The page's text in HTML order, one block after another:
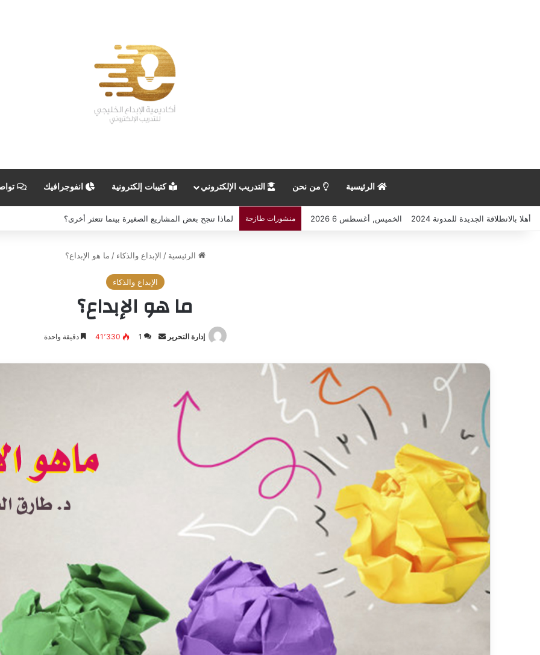
الرئيسية من نحن التدريب الإلكتروني كتيبات إلكترونية انفوجرافيك
أهلا بالانطلاقة الجديدة للمدونة 2024 الخميس, أغسطس 6 2026 منشورات طازجة العلامة الشخصية… استثمارك الحقيقي في عصر المنافسة الرقمية
الرئيسية / الإبداع والذكاء / ما هو الإبداع؟
الإبداع والذكاء
ما هو الإبداع؟
إدارة التحرير
أرسل
إلكترونيا
1 41٬330 دقيقة واحدة